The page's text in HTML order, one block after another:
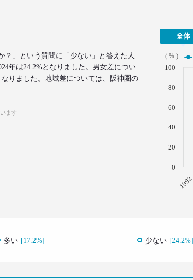
全体
( % )
1992
0
20
40
60
80
100
？」という質問に「少ない」と答えた人
年は24.2%となりました。男女差につい
りました。地域差については、阪神圏の
ます
多い [17.2%] 少ない [24.2%]